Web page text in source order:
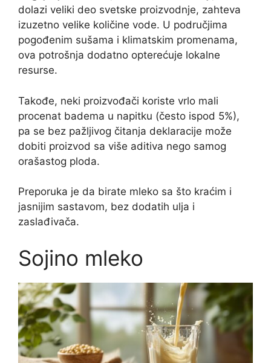
dolazi veliki deo svetske proizvodnje, zahteva
izuzetno velike količine vode. U područjima
pogođenim sušama i klimatskim promenama,
ova potrošnja dodatno opterećuje lokalne
resurse.
Takođe, neki proizvođači koriste vrlo mali
procenat badema u napitku (često ispod 5%),
pa se bez pažljivog čitanja deklaracije može
dobiti proizvod sa više aditiva nego samog
orašastog ploda.
Preporuka je da birate mleko sa što kraćim i
jasnijim sastavom, bez dodatih ulja i
zaslađivača.
Sojino mleko